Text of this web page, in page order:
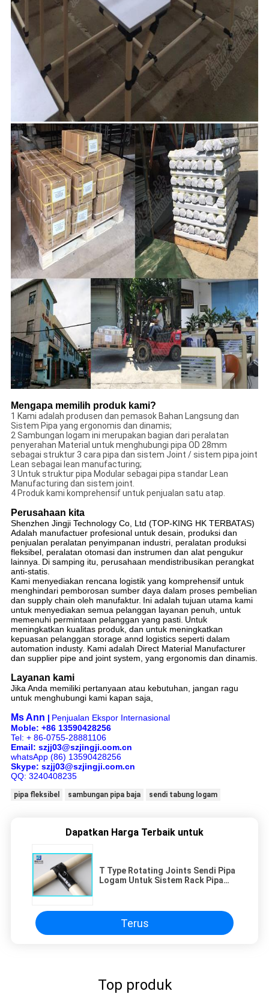
Mengapa memilih produk kami?
1 Kami adalah produsen dan pemasok Bahan Langsung dan
Sistem Pipa yang ergonomis dan dinamis;
2 Sambungan logam ini merupakan bagian dari peralatan
penyerahan Material untuk menghubungi pipa OD 28mm
sebagai struktur 3 cara pipa dan sistem Joint / sistem pipa joint
Lean sebagai lean manufacturing;
3 Untuk struktur pipa Modular sebagai pipa standar Lean
Manufacturing dan sistem joint.
4 Produk kami komprehensif untuk penjualan satu atap.
Perusahaan kita
Shenzhen Jingji Technology Co, Ltd (TOP-KING HK TERBATAS)
Adalah manufactuer profesional untuk desain, produksi dan
penjualan peralatan penyimpanan industri, peralatan produksi
fleksibel, peralatan otomasi dan instrumen dan alat pengukur
lainnya. Di samping itu, perusahaan mendistribusikan perangkat
anti-statis.
Kami menyediakan rencana logistik yang komprehensif untuk
menghindari pemborosan sumber daya dalam proses pembelian
dan supply chain oleh manufaktur. Ini adalah tujuan utama kami
untuk menyediakan semua pelanggan layanan penuh, untuk
memenuhi permintaan pelanggan yang pasti. Untuk
meningkatkan kualitas produk, dan untuk meningkatkan
kepuasan pelanggan storage annd logistics seperti dalam
automation industy. Kami adalah Direct Material Manufacturer
dan supplier pipe and joint system, yang ergonomis dan dinamis.
Layanan kami
Jika Anda memiliki pertanyaan atau kebutuhan, jangan ragu
untuk menghubungi kami kapan saja,
Ms Ann | Penjualan Ekspor Internasional
Moble: +86 13590428256
Tel: + 86-0755-28881106
Email: szjj03@szjingji.com.cn
whatsApp (86) 13590428256
Skype: szjj03@szjingji.com.cn
QQ: 3240408235
pipa fleksibel sambungan pipa baja sendi tabung logam
Dapatkan Harga Terbaik untuk
T Type Rotating Joints Sendi Pipa
Logam Untuk Sistem Rack Pipa
Terus
Top produk